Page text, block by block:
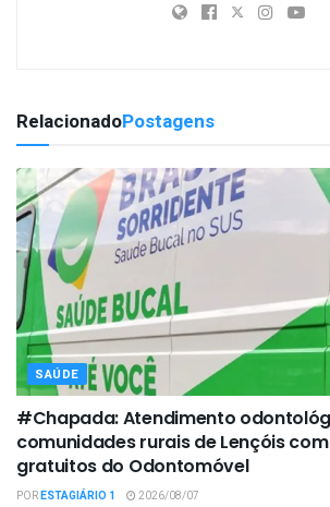
RelacionadoPostagens
SAÚDE
#Chapada: Atendimento
comunidades rurais de Lençóis
gratuitos do Odontomóvel
PORESTAGIÁRIO 1 2026/08/07